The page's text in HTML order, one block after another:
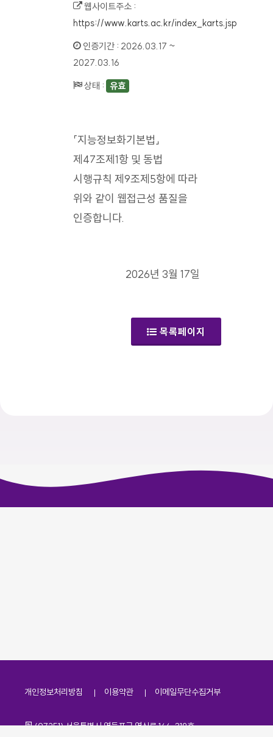
웹사이트주소 :
https://www.karts.ac.kr/index_karts.jsp
인증기간 : 2026.03.17 ~
2027.03.16
상태 : 유효
「지능정보화기본법」
제47조제1항 및 동법
시행규칙 제9조제5항에 따라
위와 같이 웹접근성 품질을
인증합니다.
2026년 3월 17일
목록페이지
개인정보처리방침 이용약관 이메일무단수집거부
주소
(07251) 서울특별시 영등포구 영신로 166, 319호